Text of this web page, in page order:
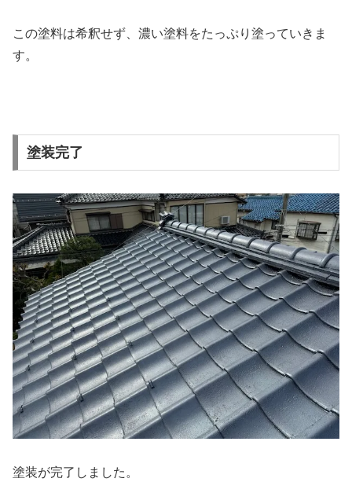
この塗料は希釈せず、濃い塗料をたっぷり塗っていきま
す。
塗装完了
塗装が完了しました。